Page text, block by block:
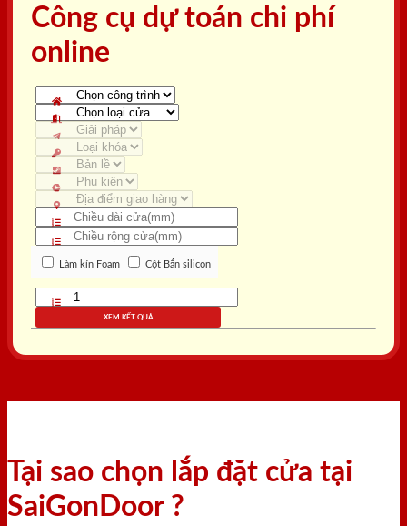
Công cụ dự toán chi phí
online
Làm kín Foam Cột Bắn silicon
XEM KẾT QUẢ
Tại sao chọn lắp đặt cửa tại
SaiGonDoor ?